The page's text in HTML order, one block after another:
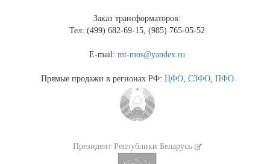
Заказ трансформаторов:
Тел: (499) 682-69-15, (985) 765-05-52
E-mail:mt-mos@yandex.ru
Прямые продажи в регионах РФ: ЦФО, СЗФО, ПФО
Президент Республики Беларусь